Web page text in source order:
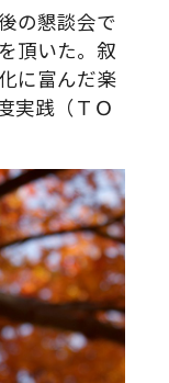
の懇談会で
頂いた。叙
に富んだ楽
実践（ＴＯ